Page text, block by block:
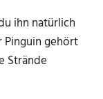
ihn natürlich
Pinguin gehört
Strände